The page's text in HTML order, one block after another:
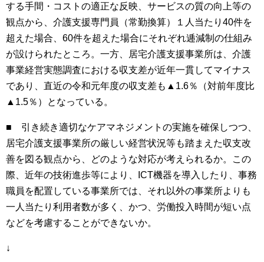
する手間・コストの適正な反映、サービスの質の向上等の
観点から、介護支援専門員（常勤換算）１人当たり 40件を
超えた場合、 60件を超えた場合にそれぞれ逓減制の仕組み
が設けられたところ。一方、居宅介護支援事業所は、介護
事業経営実態調査における収支差が近年一貫してマイナス
であり、直近の令和元年度の収支差も▲ 1.6％（対前年度比
▲ 1.5％）となっている。
■ 引き続き適切なケアマネジメントの実施を確保しつつ、
居宅介護支援事業所の厳しい経営状況等も踏まえた収支改
善を図る観点から、どのような対応が考えられるか。この
際、近年の技術進歩等により、
ICT機器を導入したり、事務
職員を配置している事業所では、それ以外の事業所よりも
一人当たり利用者数が多く、かつ、労働投入時間が短い点
などを考慮することができないか。
↓